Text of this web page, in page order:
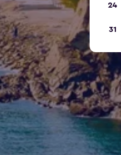
24
31